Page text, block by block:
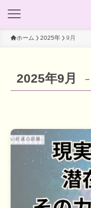
ホーム 2025年 9月
2025年9月